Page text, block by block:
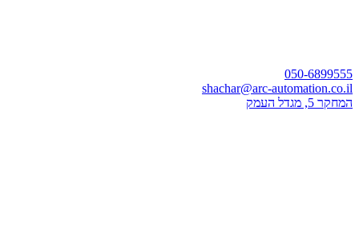
050-6899555
shachar@arc-automation.co.il
המחקר 5, מגדל העמק